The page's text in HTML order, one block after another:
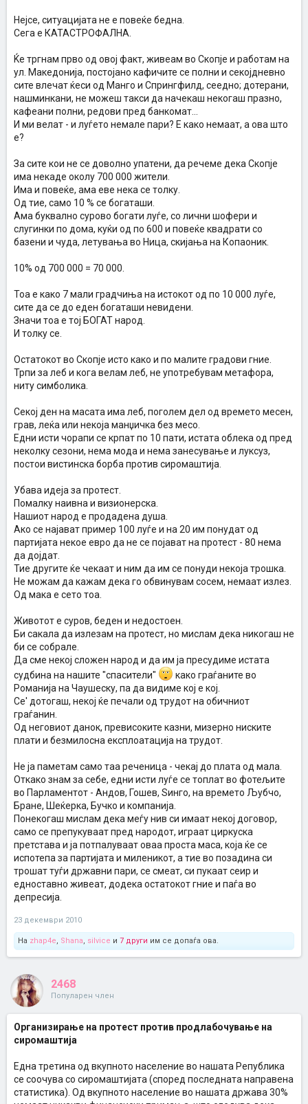
Нејсе, ситуацијата не е повеќе бедна.
Сега е КАТАСТРОФАЛНА.
Ќе тргнам прво од овој факт, живеам во Скопје и работам на
ул. Македонија, постојано кафичите се полни и секојдневно
сите влечат ќеси од Манго и Спрингфилд, сеедно; дотерани,
нашминкани, не можеш такси да начекаш некогаш празно,
кафеани полни, редови пред банкомат...
И ми велат - и луѓето немале пари? Е како немаат, а ова што
е?
За сите кои не се доволно упатени, да речеме дека Скопје
има некаде околу 700 000 жители.
Има и повеќе, ама еве нека се толку.
Од тие, само 10 % се богаташи.
Ама буквално сурово богати луѓе, со лични шофери и
слугинки по дома, куќи од по 600 и повеќе квадрати со
базени и чуда, летувања во Ница, скијања на Копаоник.
10% од 700 000 = 70 000.
Тоа е како 7 мали градчиња на истокот од по 10 000 луѓе,
сите да се до еден богаташи невидени.
Значи тоа е тој БОГАТ народ.
И толку се.
Остатокот во Скопје исто како и по малите градови гние.
Трпи за леб и кога велам леб, не употребувам метафора,
ниту симболика.
Секој ден на масата има леб, поголем дел од времето месен,
грав, леќа или некоја манџичка без месо.
Едни исти чорапи се крпат по 10 пати, истата облека од пред
неколку сезони, нема мода и нема занесување и луксуз,
постои вистинска борба против сиромаштија.
Убава идеја за протест.
Помалку наивна и визионерска.
Нашиот народ е продадена душа.
Ако се најават пример 100 луѓе и на 20 им понудат од
партијата некое евро да не се појават на протест - 80 нема
да дојдат.
Тие другите ќе чекаат и ним да им се понуди некоја трошка.
Не можам да кажам дека го обвинувам сосем, немаат излез.
Од мака е сето тоа.
Животот е суров, беден и недостоен.
Би сакала да излезам на протест, но мислам дека никогаш не
би се собрале.
Да сме некој сложен народ и да им ја пресудиме истата
судбина на нашите "спасители"
како граѓаните во
Романија на Чаушеску, па да видиме кој е кој.
Се' дотогаш, некој ќе печали од трудот на обичниот
граѓанин.
Од неговиот данок, превисоките казни, мизерно ниските
плати и безмилосна експлоатација на трудот.
Не ја паметам само таа реченица - чекај до плата од мала.
Откако знам за себе, едни исти луѓе се топлат во фотељите
во Парламентот - Андов, Гошев, Ѕинго, на времето Љубчо,
Бране, Шеќерка, Бучко и компанија.
Понекогаш мислам дека меѓу нив си имаат некој договор,
само се препукуваат пред народот, играат циркуска
претстава и ја потпалуваат оваа проста маса, која ќе се
испотепа за партијата и миленикот, а тие во позадина си
трошат туѓи државни пари, се смеат, си пукаат сеир и
едноставно живеат, додека остатокот гние и паѓа во
депресија.
23 декември 2010
На zhap4e, Shana, silvice и 7 други им се допаѓа ова.
2468
Популарен член
Организирање на протест против продлабочување на
сиромаштија
Една третина од вкупното население во нашата Република
се соочува со сиромаштијата (според последната направена
статистика). Од вкупното население во нашата држава 30%